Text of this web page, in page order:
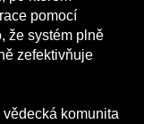
pomocí
že systém plně
zefektivňuje
komunita